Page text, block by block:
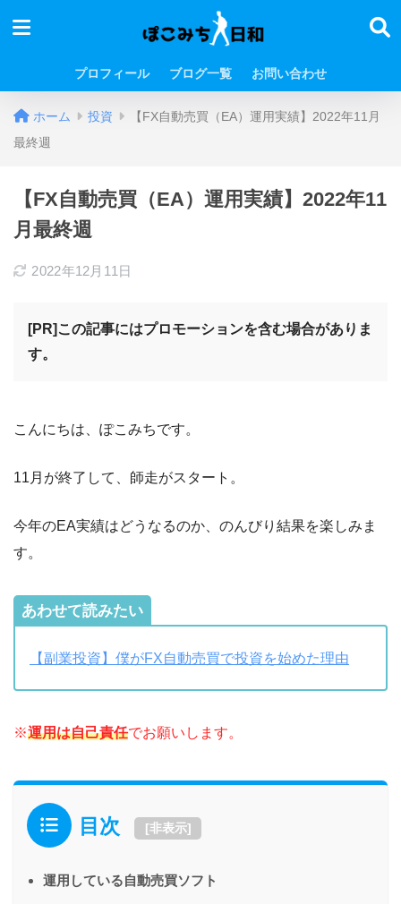
プロフィール ブログ一覧 お問い合わせ
ホーム 投資
【FX自動売買（EA）運用実績】2022年11月
最終週
【FX自動売買（EA）運用実績】2022年11
月最終週
2022年12月11日
[PR]この記事にはプロモーションを含む場合がありま
す。
こんにちは、ぽこみちです。
11月が終了して、師走がスタート。
今年のEA実績はどうなるのか、のんびり結果を楽しみま
す。
あわせて読みたい
【副業投資】僕がFX自動売買で投資を始めた理由
※運用は自己責任でお願いします。
目次 [非表示]
運用している自動売買ソフト